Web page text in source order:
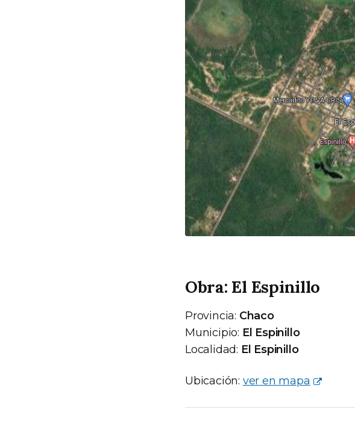
Obra: El Espinillo
Provincia: Chaco
Municipio: El Espinillo
Localidad: El Espinillo
Ubicación: ver en mapa